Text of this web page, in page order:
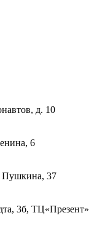
д. 10
6
Пушкина, 37
3б, ТЦ«Презент»